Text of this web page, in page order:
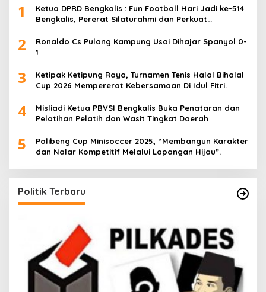
1
Ketua DPRD Bengkalis : Fun Football Hari Jadi ke-514
Bengkalis, Pererat Silaturahmi dan Perkuat
2
Ronaldo Cs Pulang Kampung Usai Dihajar Spanyol 0-
1
3
Ketipak Ketipung Raya, Turnamen Tenis Halal Bihalal
Cup 2026 Mempererat Kebersamaan Di Idul Fitri.
4
Misliadi Ketua PBVSI Bengkalis Buka Penataran dan
Pelatihan Pelatih dan Wasit Tingkat Daerah
5
Polibeng Cup Minisoccer 2025, “Membangun Karakter
dan Nalar Kompetitif Melalui Lapangan Hijau”.
Politik Terbaru